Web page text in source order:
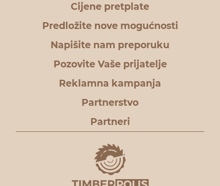
Cijene pretplate
Predložite nove mogućnosti
Napišite nam preporuku
Pozovite Vaše prijatelje
Reklamna kampanja
Partnerstvo
Partneri